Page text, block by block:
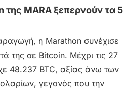
MARA ξεπερνούν τα 5
η Marathon συνέχισε
της σε Bitcoin. Μέχρι τις 27
48.237 BTC, αξίας άνω των
γεγονός που την